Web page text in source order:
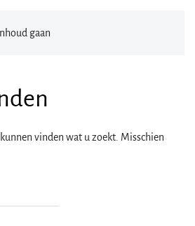
gaan
vinden wat u zoekt. Misschien